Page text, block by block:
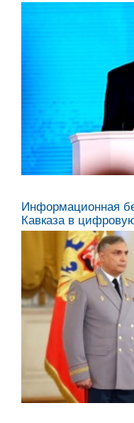
Руслан
Ингушетия
Алий
Балкарской
Черкесской
Сергей
начальник
Безопасности
Заместитель
Республики
Информационная
Кавказа в